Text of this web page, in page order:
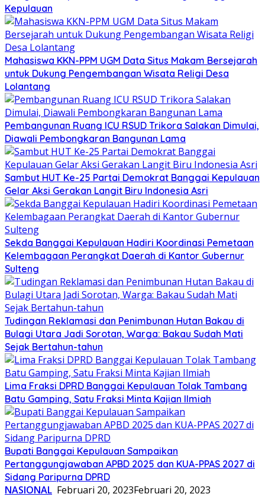
Kepulauan
Mahasiswa KKN-PPM UGM Data Situs Makam Bersejarah
untuk Dukung Pengembangan Wisata Religi Desa
Lolantang
Pembangunan Ruang ICU RSUD Trikora Salakan Dimulai,
Diawali Pembongkaran Bangunan Lama
Sambut HUT Ke-25 Partai Demokrat Banggai Kepulauan
Gelar Aksi Gerakan Langit Biru Indonesia Asri
Sekda Banggai Kepulauan Hadiri Koordinasi Pemetaan
Kelembagaan Perangkat Daerah di Kantor Gubernur
Sulteng
Tudingan Reklamasi dan Penimbunan Hutan Bakau di
Bulagi Utara Jadi Sorotan, Warga: Bakau Sudah Mati
Sejak Bertahun-tahun
Lima Fraksi DPRD Banggai Kepulauan Tolak Tambang
Batu Gamping, Satu Fraksi Minta Kajian Ilmiah
Bupati Banggai Kepulauan Sampaikan
Pertanggungjawaban APBD 2025 dan KUA-PPAS 2027 di
Sidang Paripurna DPRD
NASIONAL Februari 20, 2023Februari 20, 2023